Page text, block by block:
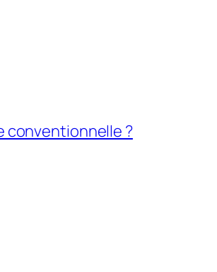
conventionnelle ?